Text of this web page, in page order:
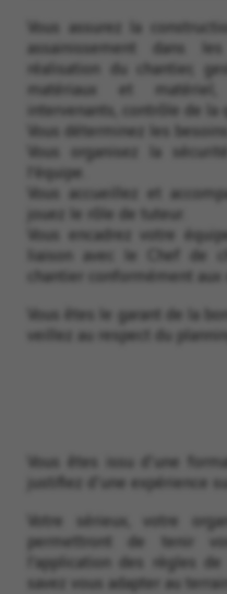
Vous assurez la
assainissement dans
réalisation du chantier,
matériaux et
intervenants, contrôle de la
Vous déterminez les
Vous organisez la
l’équipe.
Vous accueillez et
jouez le rôle de tuteur.
Vous encadrez votre
liaison avec le Chef de
chantier conformément aux
Vous êtes le garant de la
veillez au respect du
Vous êtes issu d'une
justifiez d'une expérience
Votre sérieux, votre
permettront de tenir
l’application des règles
savez vous adapter au terrain.